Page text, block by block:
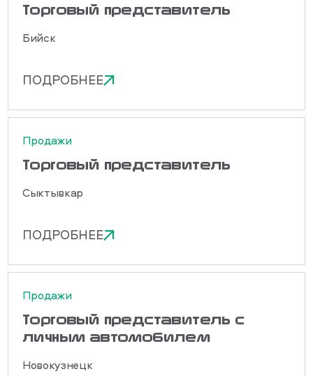
Торговый представитель
Бийск
ПОДРОБНЕЕ
Продажи
Торговый представитель
Сыктывкар
ПОДРОБНЕЕ
Продажи
Торговый представитель с
личным автомобилем
Новокузнецк